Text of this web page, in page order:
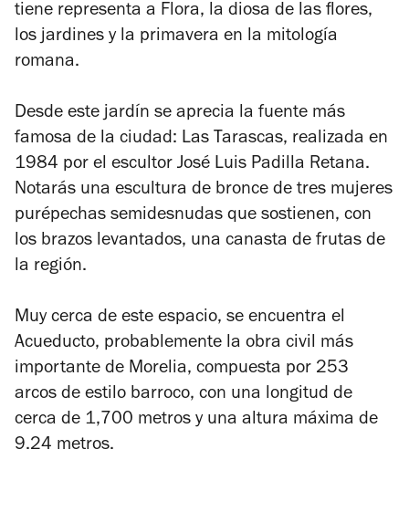
tiene representa a Flora, la diosa de las flores,
los jardines y la primavera en la mitología
romana.
Desde este jardín se aprecia la fuente más
famosa de la ciudad: Las Tarascas, realizada en
1984 por el escultor José Luis Padilla Retana.
Notarás una escultura de bronce de tres mujeres
purépechas semidesnudas que sostienen, con
los brazos levantados, una canasta de frutas de
la región.
Muy cerca de este espacio, se encuentra el
Acueducto, probablemente la obra civil más
importante de Morelia, compuesta por 253
arcos de estilo barroco, con una longitud de
cerca de 1,700 metros y una altura máxima de
9.24 metros.